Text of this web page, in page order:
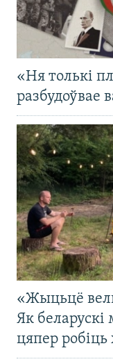
«Ня толькі
разбудоўвае
«Жыцьцё
Як беларускі
цяпер робіць